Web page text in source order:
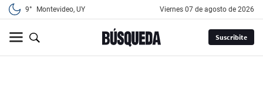
9° Montevideo, UY viernes 07 de agosto de 2026
Suscribite